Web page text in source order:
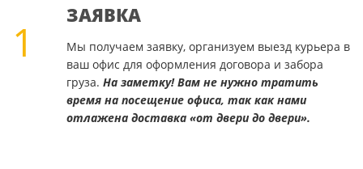
1
ЗАЯВКА
Мы получаем заявку, организуем выезд курьера в
ваш офис для оформления договора и забора
груза. На заметку! Вам не нужно тратить
время на посещение офиса, так как нами
отлажена доставка «от двери до двери».